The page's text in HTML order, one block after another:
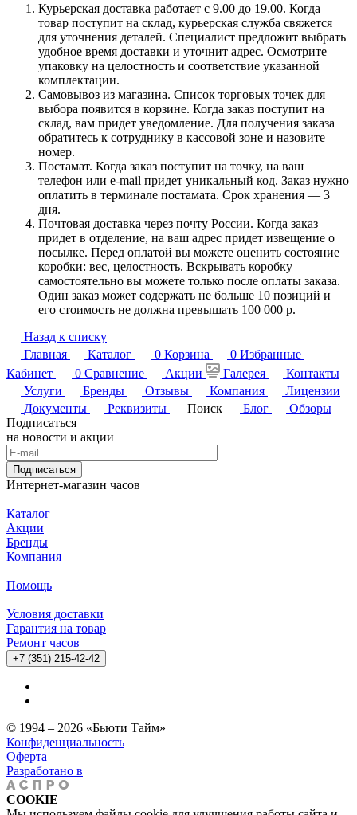
Курьерская доставка работает с 9.00 до 19.00. Когда
товар поступит на склад, курьерская служба свяжется
для уточнения деталей. Специалист предложит выбрать
удобное время доставки и уточнит адрес. Осмотрите
упаковку на целостность и соответствие указанной
комплектации.
Самовывоз из магазина. Список торговых точек для
выбора появится в корзине. Когда заказ поступит на
склад, вам придет уведомление. Для получения заказа
обратитесь к сотруднику в кассовой зоне и назовите
номер.
Постамат. Когда заказ поступит на точку, на ваш
телефон или e-mail придет уникальный код. Заказ нужно
оплатить в терминале постамата. Срок хранения — 3
дня.
Почтовая доставка через почту России. Когда заказ
придет в отделение, на ваш адрес придет извещение о
посылке. Перед оплатой вы можете оценить состояние
коробки: вес, целостность. Вскрывать коробку
самостоятельно вы можете только после оплаты заказа.
Один заказ может содержать не больше 10 позиций и
его стоимость не должна превышать 100 000 р.
Назад к списку
Главная
Каталог 0 Корзина 0 Избранные
Кабинет
0 Сравнение Акции Галерея
Контакты
Услуги
Бренды Отзывы Компания
Лицензии
Документы
Реквизиты Поиск Блог
Обзоры
Подписаться
на новости и акции
Подписаться
Интернет-магазин часов
Каталог
Акции
Бренды
Компания
Помощь
Условия доставки
Гарантия на товар
Ремонт часов
+7 (351) 215-42-42
© 1994 – 2026 «Бьюти Тайм»
Конфиденциальность
Оферта
Разработано в
COOKIE